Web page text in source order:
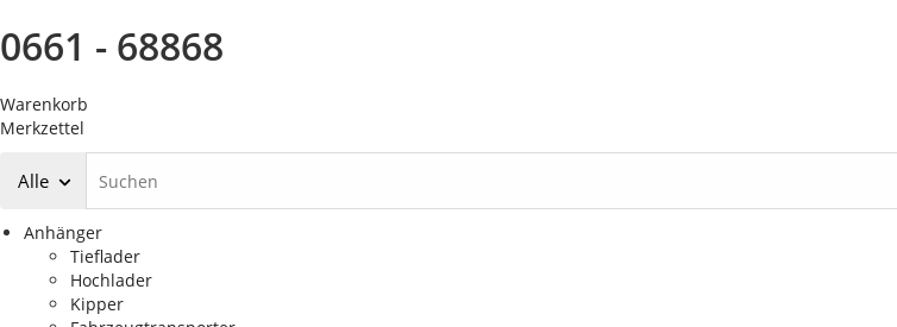
0661 - 68868
Warenkorb
Merkzettel
Alle
Anhänger
Tieflader
Hochlader
Kipper